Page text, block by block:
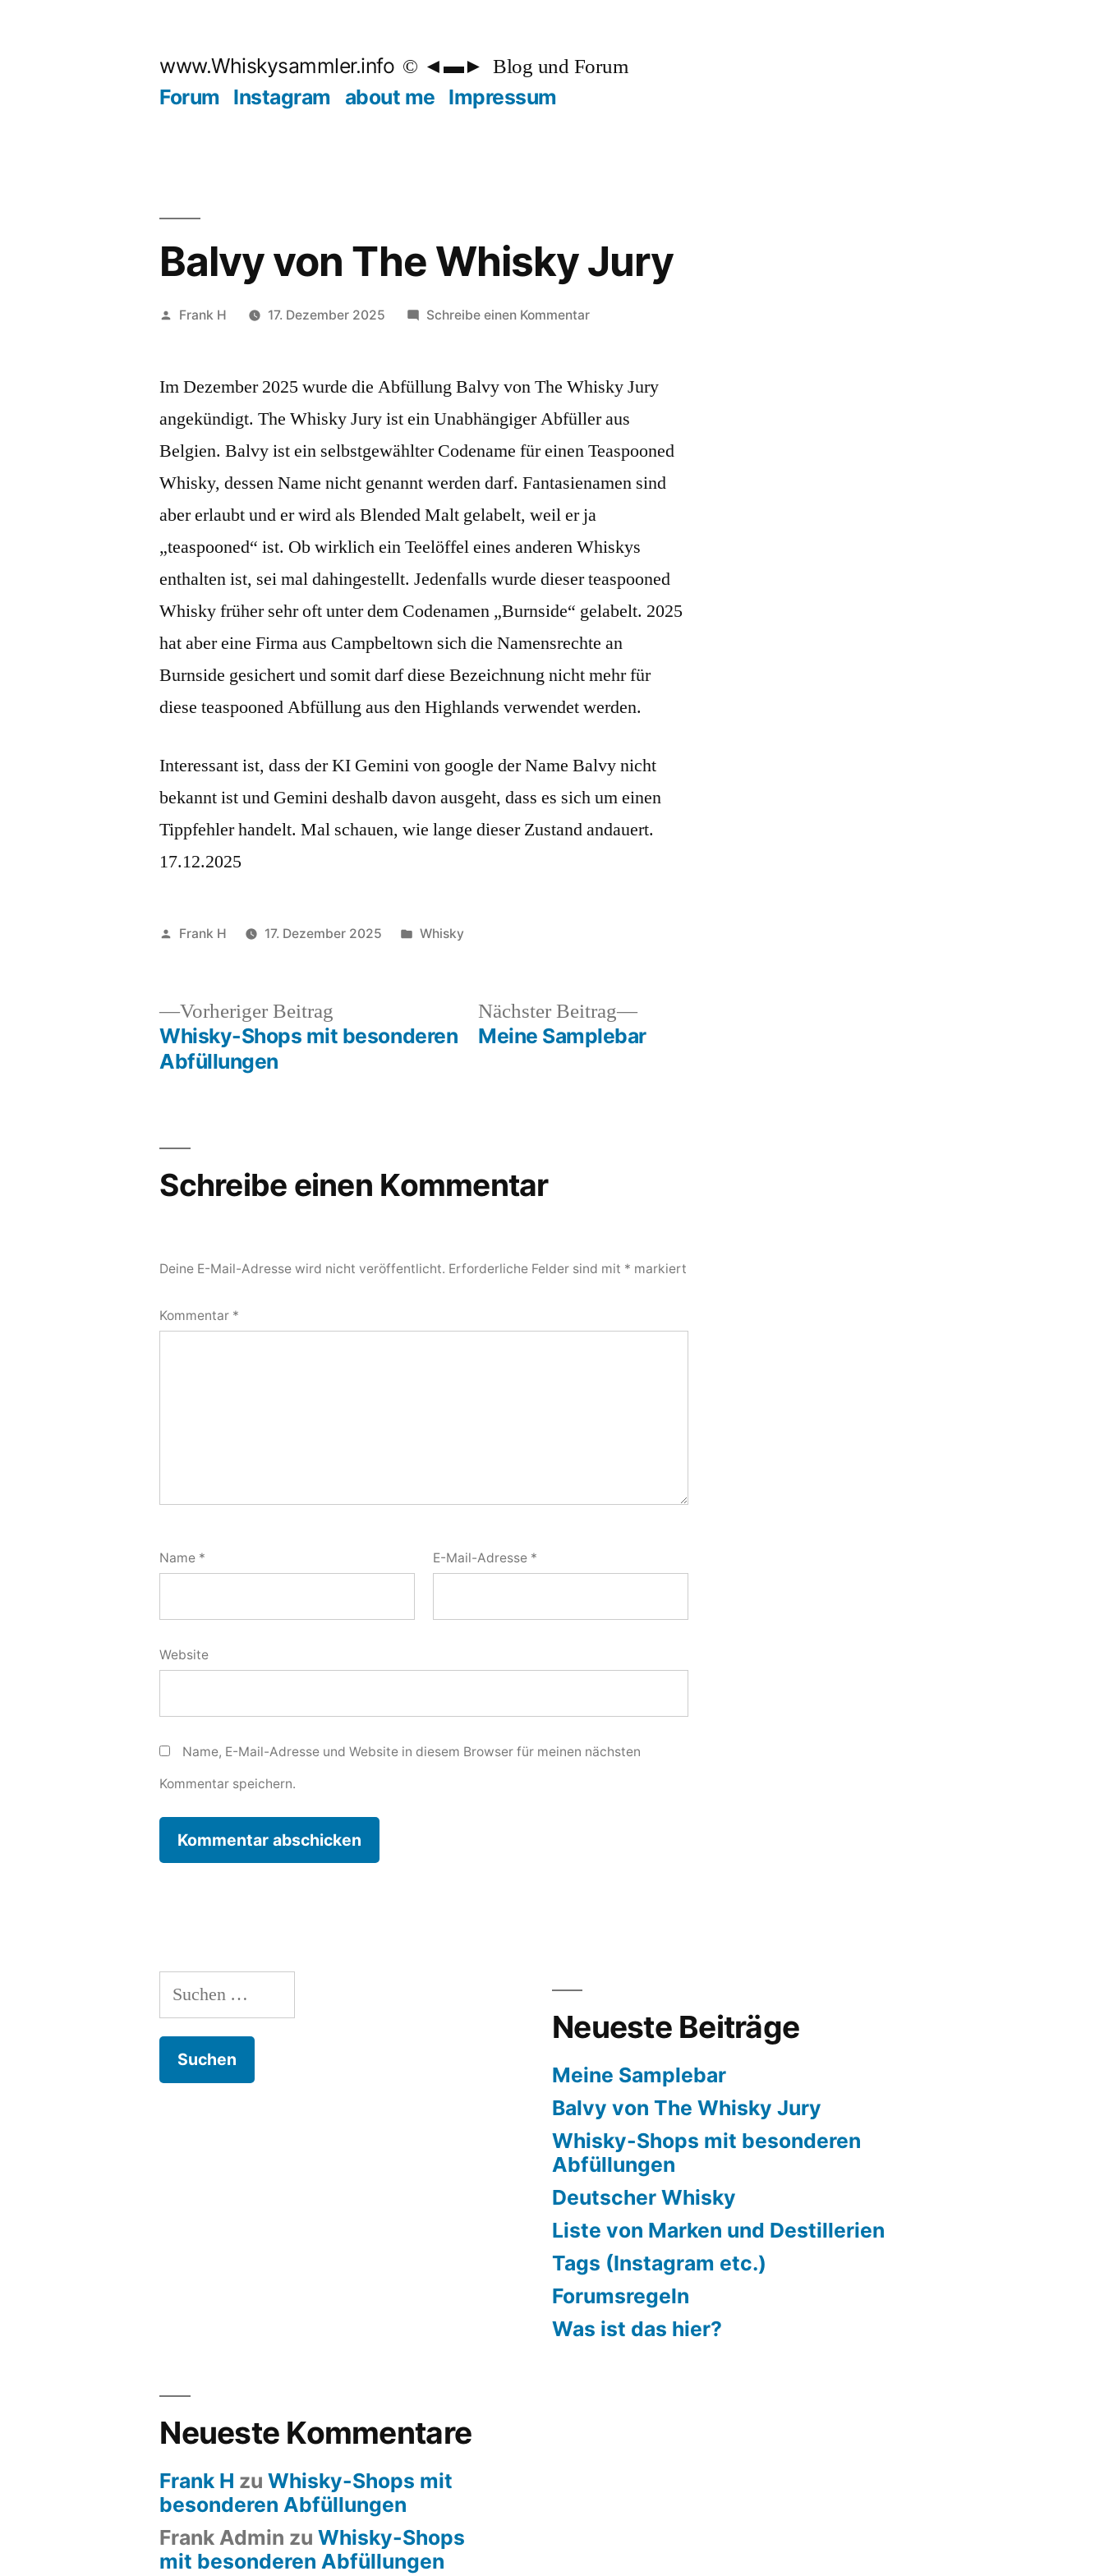
www.Whiskysammler.info Blog und Forum
Forum Instagram about me Impressum
Balvy von The Whisky Jury
Veröffentlicht
Frank H 17. Dezember 2025 Schreibe einen Kommentarzu
The
Jury
Im Dezember 2025 wurde die Abfüllung Balvy von The Whisky Jury
angekündigt. The Whisky Jury ist ein Unabhängiger Abfüller aus
Belgien. Balvy ist ein selbstgewählter Codename für einen Teaspooned
Whisky, dessen Name nicht genannt werden darf. Fantasienamen sind
aber erlaubt und er wird als Blended Malt gelabelt, weil er ja
„teaspooned“ ist. Ob wirklich ein Teelöffel eines anderen Whiskys
enthalten ist, sei mal dahingestellt. Jedenfalls wurde dieser teaspooned
Whisky früher sehr oft unter dem Codenamen „Burnside“ gelabelt. 2025
hat aber eine Firma aus Campbeltown sich die Namensrechte an
Burnside gesichert und somit darf diese Bezeichnung nicht mehr für
diese teaspooned Abfüllung aus den Highlands verwendet werden.
Interessant ist, dass der KI Gemini von google der Name Balvy nicht
bekannt ist und Gemini deshalb davon ausgeht, dass es sich um einen
Tippfehler handelt. Mal schauen, wie lange dieser Zustand andauert.
17.12.2025
Veröffentlicht
Frank H 17. Dezember 2025
Veröffentlicht
Whisky
Beitragsnavigation
Vorheriger Beitrag
Beitrag:
Whisky-Shops mit besonderen
Abfüllungen
Nächster Beitrag
Nächster
Beitrag:
Meine Samplebar
Schreibe einen Kommentar
Deine E-Mail-Adresse wird nicht veröffentlicht. Erforderliche Felder sind mit * markiert
Kommentar *
Name * E-Mail-Adresse *
Website
Name, E-Mail-Adresse und Website in diesem Browser für meinen nächsten
Kommentar speichern.
Suchen
nach:
Neueste Beiträge
Meine Samplebar
Balvy von The Whisky Jury
Whisky-Shops mit besonderen
Abfüllungen
Deutscher Whisky
Liste von Marken und Destillerien
Tags (Instagram etc.)
Forumsregeln
Was ist das hier?
Neueste Kommentare
Frank H zuWhisky-Shops mit
besonderen Abfüllungen
Frank Admin zuWhisky-Shops
mit besonderen Abfüllungen